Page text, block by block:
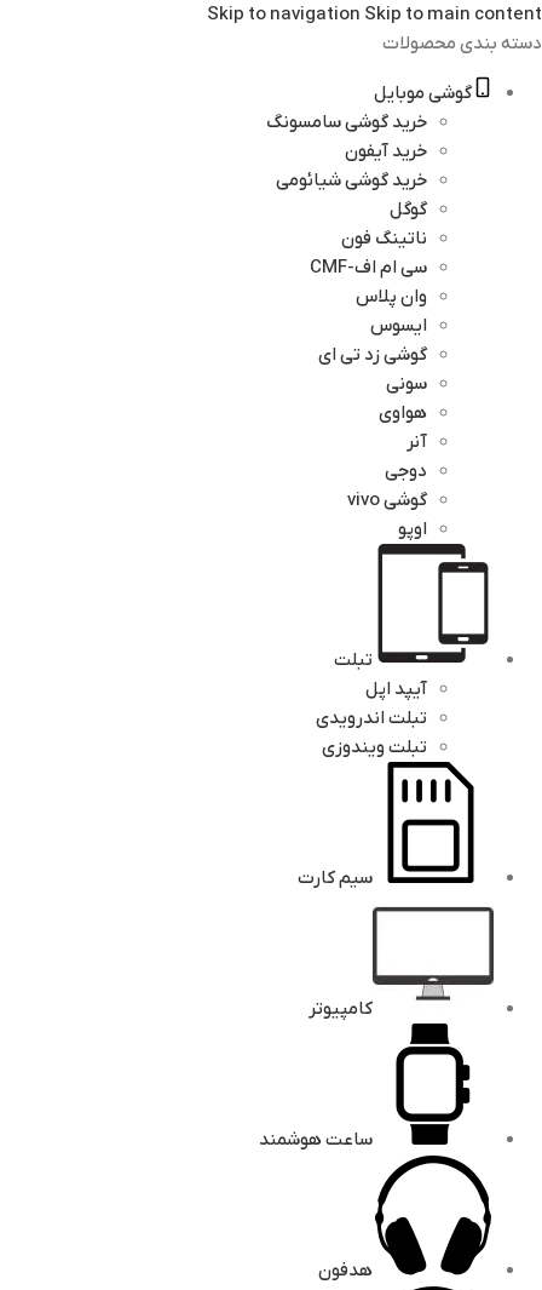
Skip to navigation Skip to main content
دسته بندی محصولات
گوشی موبایل
خرید گوشی سامسونگ
خرید آیفون
خرید گوشی شیائومی
گوگل
ناتینگ فون
سی ام اف-CMF
وان پلاس
ایسوس
گوشی زد تی ای
سونی
هواوی
آنر
دوجی
گوشی vivo
اوپو
تبلت
آیپد اپل
تبلت اندرویدی
تبلت ویندوزی
سیم کارت
کامپیوتر
ساعت هوشمند
هدفون